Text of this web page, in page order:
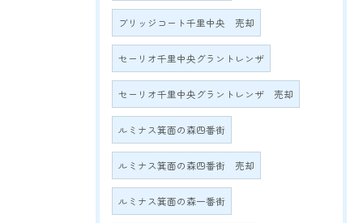
ブリッジコート千里中央 売却
セーリオ千里中央グラントレンザ
セーリオ千里中央グラントレンザ 売却
ルミナス箕面の森四番街
ルミナス箕面の森四番街 売却
ルミナス箕面の森一番街